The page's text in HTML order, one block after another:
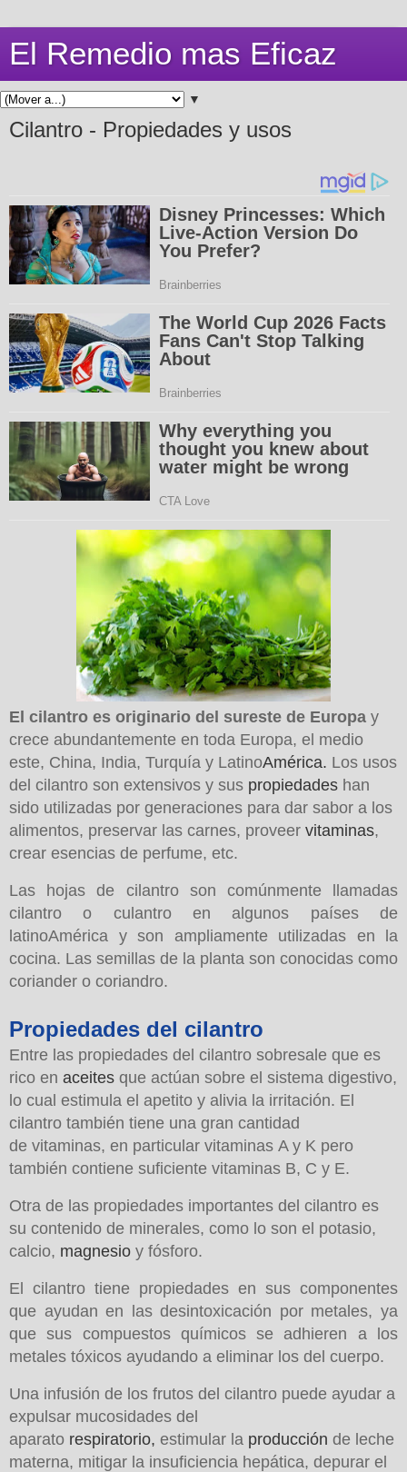
El Remedio mas Eficaz
▼
Cilantro - Propiedades y usos
El cilantro es originario del sureste de Europa y
crece abundantemente en toda Europa, el medio
este, China, India, Turquía y LatinoAmérica. Los usos
del cilantro son extensivos y sus propiedades han
sido utilizadas por generaciones para dar sabor a los
alimentos, preservar las carnes, proveer vitaminas,
crear esencias de perfume, etc.
Las hojas de cilantro son comúnmente llamadas
cilantro o culantro en algunos países de
latinoAmérica y son ampliamente utilizadas en la
cocina. Las semillas de la planta son conocidas como
coriander o coriandro.
Propiedades del cilantro
Entre las propiedades del cilantro sobresale que es
rico en aceites que actúan sobre el sistema digestivo,
lo cual estimula el apetito y alivia la irritación. El
cilantro también tiene una gran cantidad
de vitaminas, en particular vitaminas A y K pero
también contiene suficiente vitaminas B, C y E.
Otra de las propiedades importantes del cilantro es
su contenido de minerales, como lo son el potasio,
calcio, magnesio y fósforo.
El cilantro tiene propiedades en sus componentes
que ayudan en las desintoxicación por metales, ya
que sus compuestos químicos se adhieren a los
metales tóxicos ayudando a eliminar los del cuerpo.
Una infusión de los frutos del cilantro puede ayudar a
expulsar mucosidades del
aparato respiratorio, estimular la producción de leche
materna, mitigar la insuficiencia hepática, depurar el